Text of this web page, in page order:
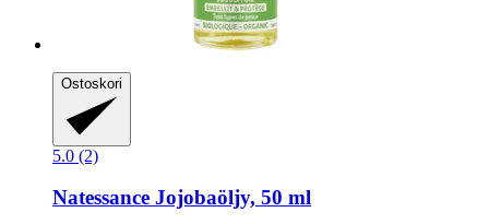
Ostoskori
5.0 (2)
Natessance Jojobaöljy, 50 ml